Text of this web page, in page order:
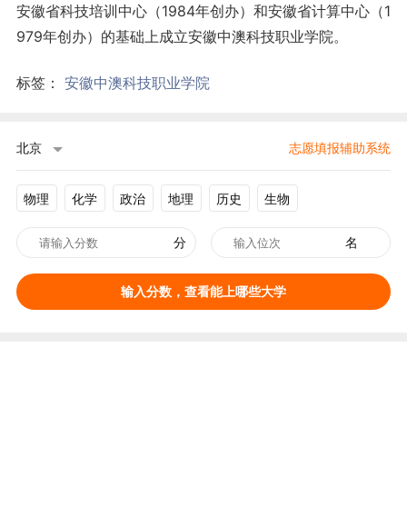
安徽省科技培训中心（1984年创办）和安徽省计算中心（1
979年创办）的基础上成立安徽中澳科技职业学院。
标签： 安徽中澳科技职业学院
北京 志愿填报辅助系统
物理 化学 政治 地理 历史 生物
分 名
输入分数，查看能上哪些大学